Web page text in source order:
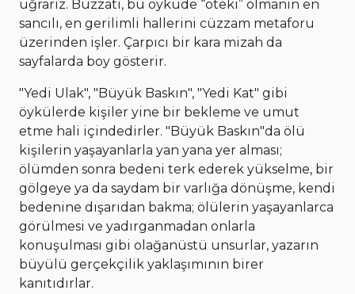
uğrarız. Buzzati, bu öyküde “öteki” olmanın en
sancılı, en gerilimli hallerini cüzzam metaforu
üzerinden işler. Çarpıcı bir kara mizah da
sayfalarda boy gösterir.
"Yedi Ulak", "Büyük Baskın", "Yedi Kat" gibi
öykülerde kişiler yine bir bekleme ve umut
etme hali içindedirler. "Büyük Baskın"da ölü
kişilerin yaşayanlarla yan yana yer alması;
ölümden sonra bedeni terk ederek yükselme, bir
gölgeye ya da saydam bir varlığa dönüşme, kendi
bedenine dışarıdan bakma; ölülerin yaşayanlarca
görülmesi ve yadırganmadan onlarla
konuşulması gibi olağanüstü unsurlar, yazarın
büyülü gerçekçilik yaklaşımının birer
kanıtıdırlar.